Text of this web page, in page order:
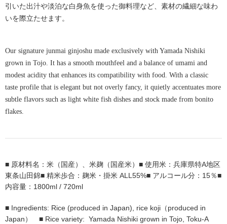
引いた出汁や淡泊な白身魚を使った御料理など、素材の繊細な味わ
いを際立たせます。
Our signature junmai ginjoshu made exclusively with Yamada Nishiki
grown in Tojo. It has a smooth mouthfeel and a balance of umami and
modest acidity that enhances its compatibility with food. With a classic
taste profile that is elegant but not overly fancy, it quietly accentuates more
subtle flavors such as light white fish dishes and stock made from bonito
flakes.
■ 原材料名：米（国産）、米麹（国産米）■ 使用米：兵庫県特A地区
東条山田錦■ 精米歩合：麹米・掛米 ALL55%■ アルコール分：15％■
内容量：1800ml / 720ml
■ Ingredients: Rice (produced in Japan), rice koji（produced in
Japan） ■ Rice variety: Yamada Nishiki grown in Tojo, Toku-A